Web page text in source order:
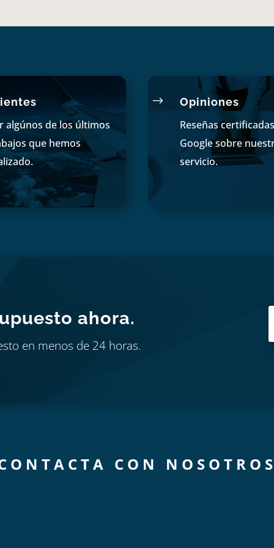
algúnos de los últimos
que hemos
$ Opiniones
Reseñas
Google sobre
servicio.
ahora.
en menos de 24 horas.
CON